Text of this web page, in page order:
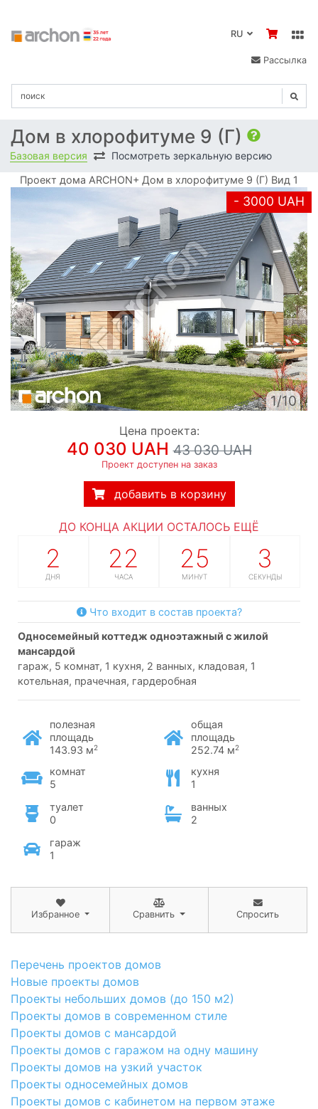
Рассылка
Дом в хлорофитуме 9 (Г)
Базовая версия Посмотреть зеркальную версию
Проект дома ARCHON+ Дом в хлорофитуме 9 (Г) Вид 1
- 3000 UAH
1/10
Цена проекта:
40 030 UAH43 030 UAH
Проект доступен на заказ
добавить в корзину
ДО КОНЦА АКЦИИ ОСТАЛОСЬ ЕЩЁ
2
ДНЯ
22
ЧАСА
25
МИНУТ
2
СЕКУНДЫ
Что входит в состав проекта?
односемейный коттедж одноэтажный с жилой
мансардой
гараж, 5 комнат, 1 кухня, 2 ванных, кладовая, 1
котельная, прачечная, гардеробная
полезная
площадь
143.93 м2
общая
площадь
252.74 м2
комнат
5
кухня
1
туалет
0
ванных
2
гараж
1
Избранное Сравнить Спросить
Перечень проектов домов
Новые проекты домов
Проекты небольших домов (до 150 м2)
Проекты домов в современном стиле
Проекты домов с мансардой
Проекты домов с гаражом на одну машину
Проекты домов на узкий участок
Проекты односемейных домов
Проекты домов с кабинетом на первом этаже